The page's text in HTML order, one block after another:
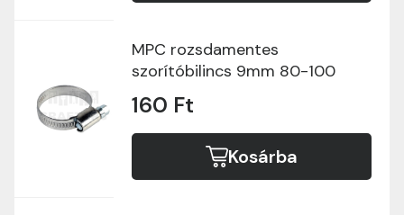
MPC rozsdamentes
szorítóbilincs 9mm 80-100
160 Ft
Kosárba